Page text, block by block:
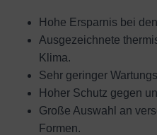
Hohe Ersparnis bei
Ausgezeichnete
Klima.
Sehr geringer
Hoher Schutz gegen
Große Auswahl an
Formen.